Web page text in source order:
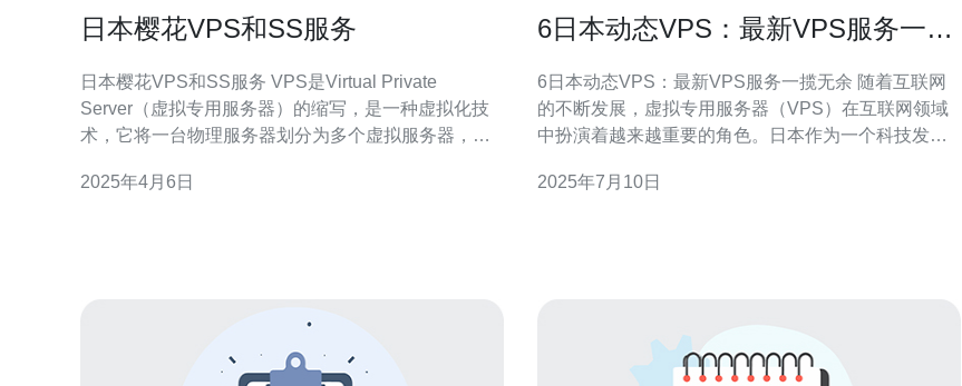
日本樱花VPS和SS服务
日本樱花VPS和SS服务 VPS是Virtual Private
Server（虚拟专用服务器）的缩写，是一种虚拟化技
术，它将一台物理服务器划分为多个虚拟服务器，每
是Shadowsocks（影梭）的缩写，是一种基于Socks5
2025年4月6日
6日本动态VPS：最新VPS服务一揽
6日本动态VPS：最新VPS服务一揽无余 随着互联网
的不断发展，虚拟专用服务器（VPS）在互联网领域
中扮演着越来越重要的角色。日本作为一个科技发达
最新的动态VPS服务，帮助您了解这些VPS提供商的
2025年7月10日